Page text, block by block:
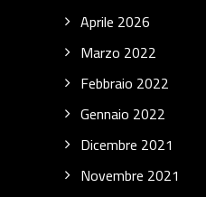
Aprile 2026
Marzo 2022
Febbraio 2022
Gennaio 2022
Dicembre 2021
Novembre 2021